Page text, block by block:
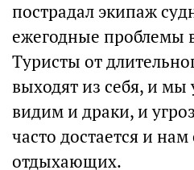
пострадал экипаж
ежегодные проблемы
Туристы от
выходят из себя, и
видим и драки, и
часто достается и
отдыхающих.